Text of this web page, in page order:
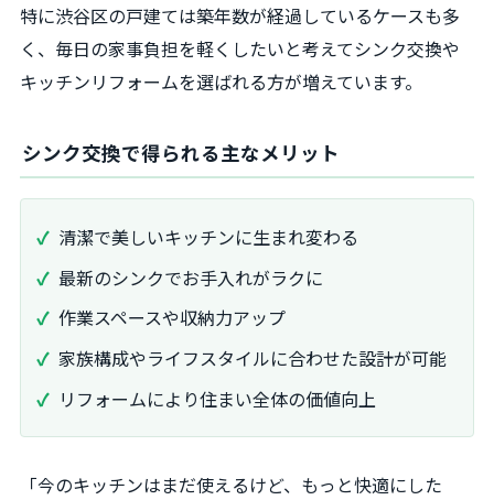
特に渋谷区の戸建ては築年数が経過しているケースも多
く、毎日の家事負担を軽くしたいと考えてシンク交換や
キッチンリフォームを選ばれる方が増えています。
シンク交換で得られる主なメリット
清潔で美しいキッチンに生まれ変わる
最新のシンクでお手入れがラクに
作業スペースや収納力アップ
家族構成やライフスタイルに合わせた設計が可能
リフォームにより住まい全体の価値向上
「今のキッチンはまだ使えるけど、もっと快適にした